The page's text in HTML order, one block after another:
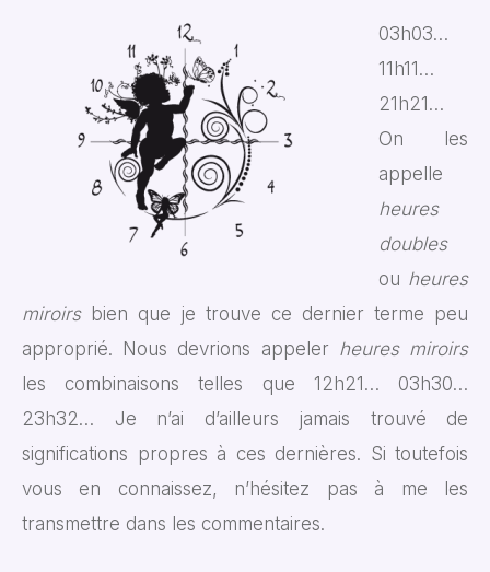
03h03…
11h11…
21h21…
On les
appelle
heures
doubles
ou heures
miroirs bien que je trouve ce dernier terme peu
approprié. Nous devrions appeler heures miroirs
les combinaisons telles que 12h21… 03h30…
23h32… Je n’ai d’ailleurs jamais trouvé de
significations propres à ces dernières. Si toutefois
vous en connaissez, n’hésitez pas à me les
transmettre dans les commentaires.